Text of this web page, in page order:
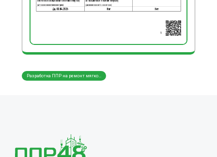
Разработка ППР на ремонт мягко...
Разработка ППР на устройство л...